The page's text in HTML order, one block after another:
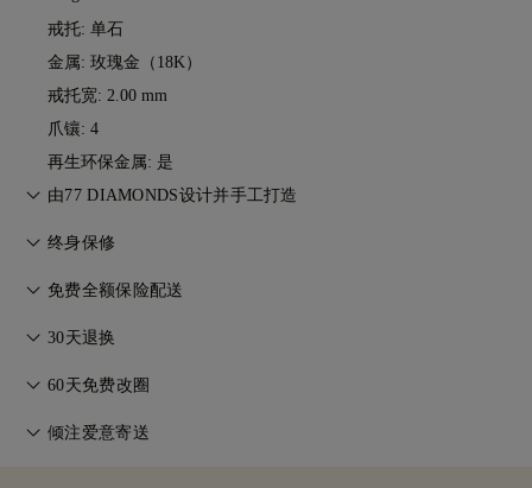
戒托: 单石
金属: 玫瑰金（18K）
戒托宽: 2.00 mm
爪镶: 4
再生环保金属: 是
由77 DIAMONDS设计并手工打造
匠心工艺，一件一作。由77 Diamonds大师级珠宝匠将您的想法
终身保修
在77 Diamonds的任何购买均享有终身制造保修。如出现制造问
免费全额保险配送
无论您住在哪里，所有邮费都是免费的。我们将通过联邦快递
险地将您的商品直接送到您家门口。我们会为所有订单投保，以
使用马尔卡-阿米特（Malca-Amit）或布林克斯（Brinks）等专
30天退换
如您不完全满意，可在30天内退换商品。详情请参阅我们的
60天免费改圈
为确保完美佩戴体验，77 Diamonds 提供交付后60天内的免费
倾注爱意寄送